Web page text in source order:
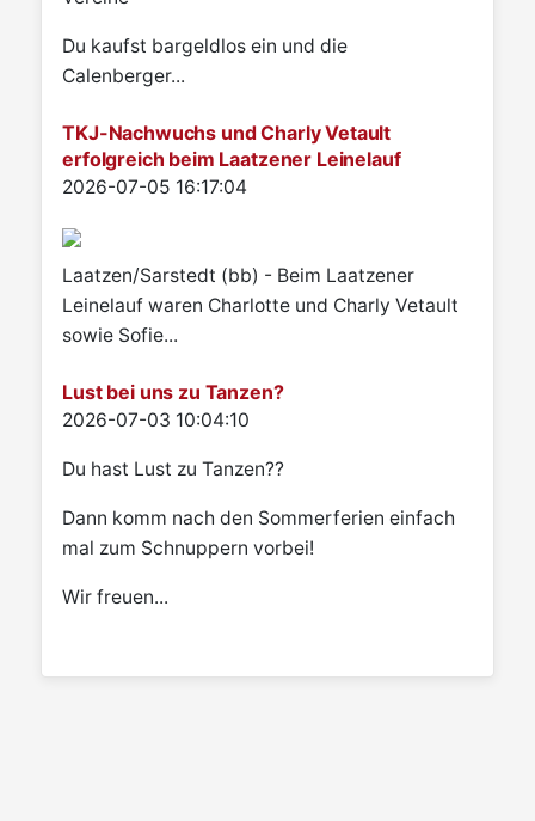
Du kaufst bargeldlos ein und die
Calenberger...
TKJ-Nachwuchs und Charly Vetault
erfolgreich beim Laatzener Leinelauf
Details
2026-07-05 16:17:04
Laatzen/Sarstedt (bb) - Beim Laatzener
Leinelauf waren Charlotte und Charly Vetault
sowie Sofie...
Lust bei uns zu Tanzen?
Details
2026-07-03 10:04:10
Du hast Lust zu Tanzen??
Dann komm nach den Sommerferien einfach
mal zum Schnuppern vorbei!
Wir freuen...